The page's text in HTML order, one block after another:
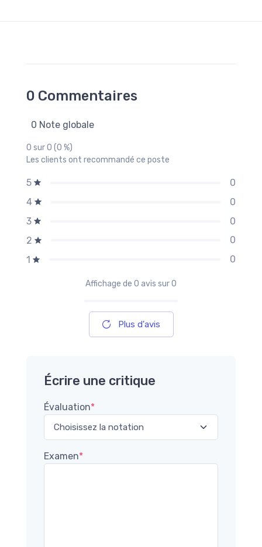
0 Commentaires
0 Note globale
0 sur 0 (0 %)
Les clients ont recommandé ce poste
5
0
4
0
3
0
2
0
1
0
Affichage de 0 avis sur 0
Plus d'avis
Écrire une critique
Évaluation*
Examen*